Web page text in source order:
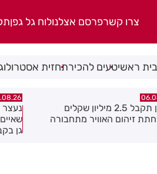
צרו קשרפרסם אצלנולוח גל גפן
ראשיטעים להכירתחזית
תושב מודיעין עילית בחשד
על מפקד תחנת בני ברק–רמת